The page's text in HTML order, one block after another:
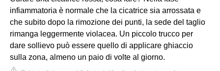
infiammatoria è normale che la cicatrice sia arrossata e
che subito dopo la rimozione dei punti, la sede del taglio
rimanga leggermente violacea. Un piccolo trucco per
dare sollievo può essere quello di applicare ghiaccio
sulla zona, almeno un paio di volte al giorno.